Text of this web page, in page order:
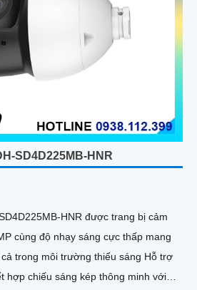
SD4D225MB-HNR
HNR được trang bị cảm
cùng độ nhạy sáng cực thấp mang
trong môi trường thiếu sáng Hỗ trợ
hợp chiếu sáng kép thông minh với